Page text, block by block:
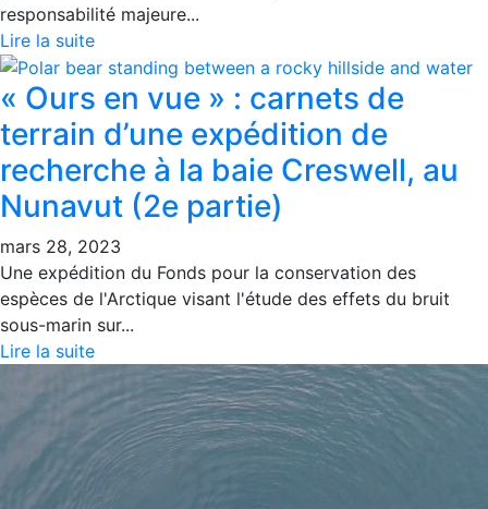
responsabilité majeure...
Lire la suite
« Ours en vue » : carnets de
terrain d’une expédition de
recherche à la baie Creswell, au
Nunavut (2e partie)
mars 28, 2023
Une expédition du Fonds pour la conservation des
espèces de l'Arctique visant l'étude des effets du bruit
sous-marin sur...
Lire la suite